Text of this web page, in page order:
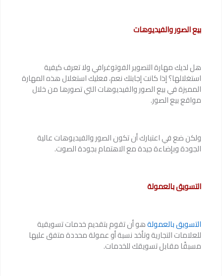
بيع الصور والفيديوهات
هل لديك مهارة التصوير الفوتوغرافي ولا تعرف كيفية
استغلالها؟ إذا كانت إجابتك نعم، فعليك استغلال هذه المهارة
المميزة في بيع الصور والفيديوهات التي تصورها من خلال
مواقع بيع الصور.
ولكن ضع في اعتبارك أن تكون الصور والفيديوهات عالية
الجودة وبإضاءة جيدة مع الاهتمام بجودة الصوت.
التسويق بالعمولة
التسويق بالعمولةهو أن تقوم بتقديم خدمات تسويقية
للعلامات التجارية وتأخد نسبة أو عمولة محددة متفق عليها
مسبقًا مقابل تسويقك للخدمات.